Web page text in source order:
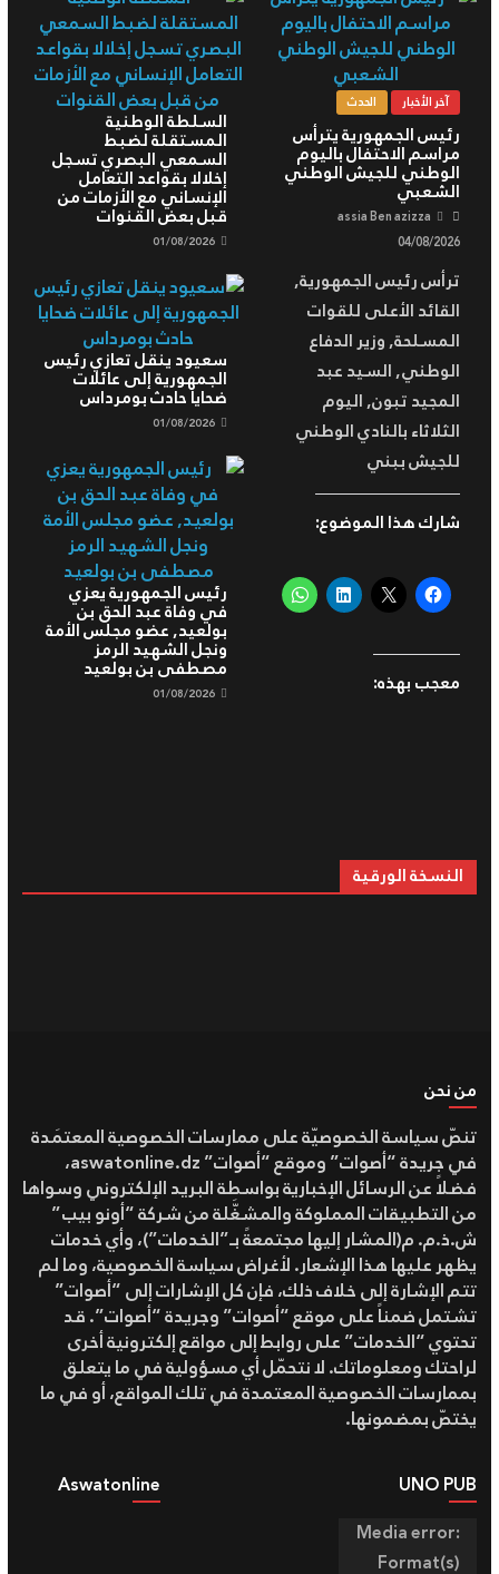
آخر الأخبار الحدث
رئيس الجمهورية يترأس
مراسم الاحتفال باليوم
الوطني للجيش الوطني
الشعبي
assia Ben azizza
04/08/2026
ترأس رئيس الجمهورية,
القائد الأعلى للقوات
المسلحة, وزير الدفاع
الوطني, السيد عبد
المجيد تبون, اليوم
الثلاثاء بالنادي الوطني
للجيش ببني
شارك هذا الموضوع:
معجب بهذه:
السلطة الوطنية
المستقلة لضبط
السمعي البصري تسجل
إخلالا بقواعد التعامل
الإنساني مع الأزمات من
قبل بعض القنوات
01/08/2026
سعيود ينقل تعازي رئيس
الجمهورية إلى عائلات
ضحايا حادث بومرداس
01/08/2026
رئيس الجمهورية يعزي
في وفاة عبد الحق بن
بولعيد, عضو مجلس الأمة
ونجل الشهيد الرمز
مصطفى بن بولعيد
01/08/2026
النسخة الورقية
من نحن
تنصّ سياسة الخصوصيّة على ممارسات الخصوصية المعتمَدة
في جريدة “أصوات” وموقع “أصوات” aswatonline.dz،
فضلاً عن الرسائل الإخبارية بواسطة البريد الإلكتروني وسواها
من التطبيقات المملوكة والمشغَّلة من شركة “أونو بيب”
ش.ذ.م. م(المشار إليها مجتمعةً بـ”الخدمات”)، وأي خدمات
يظهر عليها هذا الإشعار. لأغراض سياسة الخصوصية، وما لم
تتم الإشارة إلى خلاف ذلك، فإن كل الإشارات إلى “أصوات”
تشتمل ضمناً على موقع “أصوات” وجريدة “أصوات”. قد
تحتوي “الخدمات” على روابط إلى مواقع إلكترونية أخرى
لراحتك ومعلوماتك. لا نتحمّل أي مسؤولية في ما يتعلق
بممارسات الخصوصية المعتمدة في تلك المواقع، أو في ما
يختصّ بمضمونها.
UNO PUB
مشغل
الفيديو
Media error:
Format(s)
Aswatonline